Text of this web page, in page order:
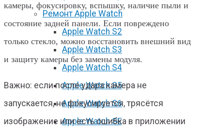
Ремонт Apple Watch
Apple Watch S2
Apple Watch S3
Apple Watch S4
Apple Watch S5
Apple Watch S6
Apple Watch SE
камеры, фокусировку, вспышку, наличие пыли и
состояние задней панели. Если повреждено
только стекло, можно восстановить внешний вид
и защиту камеры без замены модуля.
Важно: если после удара камера не
запускается, не фокусируется, трясётся
изображение или есть ошибка в приложении